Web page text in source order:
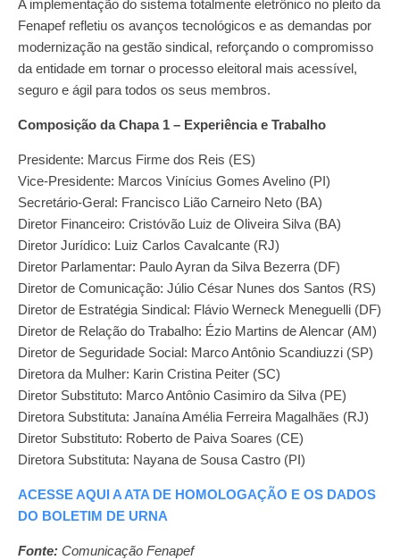
A implementação do sistema totalmente eletrônico no pleito da
Fenapef refletiu os avanços tecnológicos e as demandas por
modernização na gestão sindical, reforçando o compromisso
da entidade em tornar o processo eleitoral mais acessível,
seguro e ágil para todos os seus membros.
Composição da Chapa 1 – Experiência e Trabalho
Presidente: Marcus Firme dos Reis (ES)
Vice-Presidente: Marcos Vinícius Gomes Avelino (PI)
Secretário-Geral: Francisco Lião Carneiro Neto (BA)
Diretor Financeiro: Cristóvão Luiz de Oliveira Silva (BA)
Diretor Jurídico: Luiz Carlos Cavalcante (RJ)
Diretor Parlamentar: Paulo Ayran da Silva Bezerra (DF)
Diretor de Comunicação: Júlio César Nunes dos Santos (RS)
Diretor de Estratégia Sindical: Flávio Werneck Meneguelli (DF)
Diretor de Relação do Trabalho: Ézio Martins de Alencar (AM)
Diretor de Seguridade Social: Marco Antônio Scandiuzzi (SP)
Diretora da Mulher: Karin Cristina Peiter (SC)
Diretor Substituto: Marco Antônio Casimiro da Silva (PE)
Diretora Substituta: Janaína Amélia Ferreira Magalhães (RJ)
Diretor Substituto: Roberto de Paiva Soares (CE)
Diretora Substituta: Nayana de Sousa Castro (PI)
ACESSE AQUI A ATA DE HOMOLOGAÇÃO E OS DADOS
DO BOLETIM DE URNA
Fonte: Comunicação Fenapef